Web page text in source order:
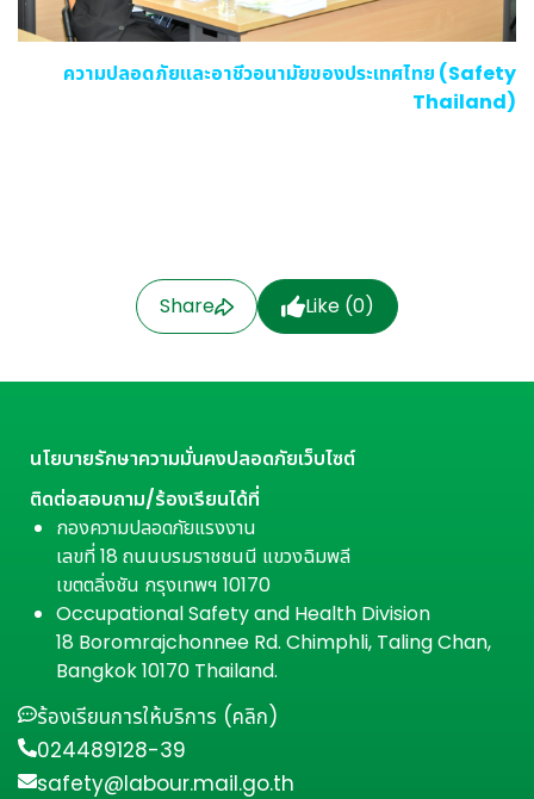
ความปลอดภัยและอาชีวอนามัยของประเทศไทย (Safety
Thailand)
Share Like (0)
นโยบายรักษาความมั่นคงปลอดภัยเว็บไซต์
ติดต่อสอบถาม/ร้องเรียนได้ที่
กองความปลอดภัยแรงงาน
เลขที่ 18 ถนนบรมราชชนนี แขวงฉิมพลี
เขตตลิ่งชัน กรุงเทพฯ 10170
Occupational Safety and Health Division
18 Boromrajchonnee Rd. Chimphli, Taling Chan,
Bangkok 10170 Thailand.
ร้องเรียนการให้บริการ (คลิก)
024489128-39
safety@labour.mail.go.th